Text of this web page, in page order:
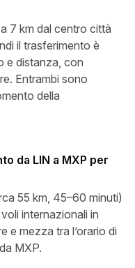
7 km dal centro città
il trasferimento è
e distanza, con
Entrambi sono
della
da LIN a MXP per
55 km, 45–60 minuti)
internazionali in
e mezza tra l’orario di
MXP.